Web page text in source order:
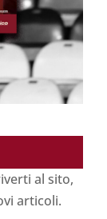
al sito,
articoli.